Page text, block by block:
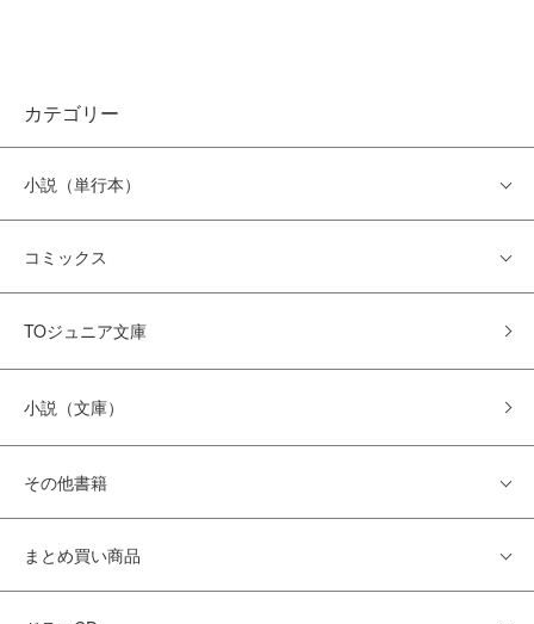
カテゴリー
小説（単行本）
コミックス
TOジュニア文庫
小説（文庫）
その他書籍
まとめ買い商品